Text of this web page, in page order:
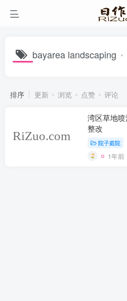
bayarea landscaping
排序 更新 浏览 点赞 评论
湾区草地
整改
院子庭院
1年前